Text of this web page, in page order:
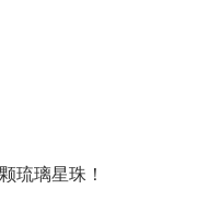
琉璃星珠！